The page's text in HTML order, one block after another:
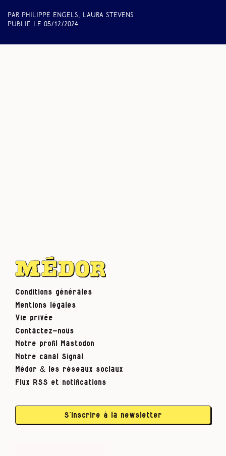
Par Philippe Engels, Laura Stevens
Publié le 05/12/2024
Conditions générales
Mentions légales
Vie privée
Contactez-nous
Notre profil Mastodon
Notre canal Signal
Médor & les réseaux sociaux
Flux RSS et notifications
S’inscrire à la newsletter